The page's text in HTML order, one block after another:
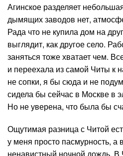
Агинское разделяет
дымящих заводов нет,
Рада что не купила дом на
выглядит, как другое село.
заняться тоже хватает чем.
и переехала из самой Читы к
не сопки, я бы сюда и не
сидела бы сейчас в Москве в
Но не уверена, что была бы
Ощутимая разница с Читой
у меня просто пасмурность, а